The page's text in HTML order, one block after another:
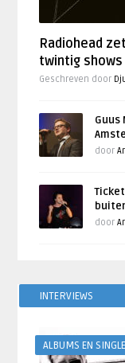
Radiohead
twintig
Geschreven door
Guus
door
door
INTERVIEWS
ALBUMS EN